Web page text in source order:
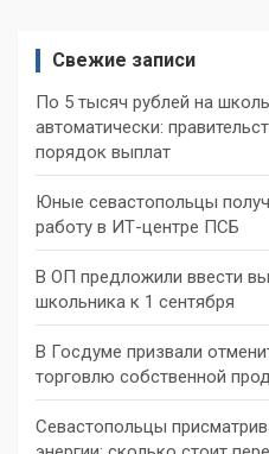
Свежие записи
По 5 тысяч рублей на
автоматически:
порядок выплат
Юные севастопольцы
работу в ИТ-центре ПСБ
В ОП предложили ввести
школьника к 1 сентября
В Госдуме призвали
торговлю собственной
Севастопольцы